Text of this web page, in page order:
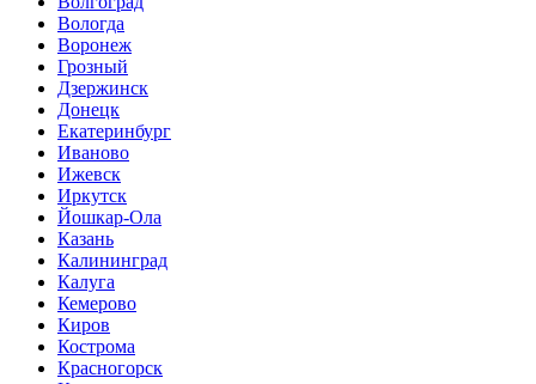
Вологда
Воронеж
Грозный
Дзержинск
Донецк
Екатеринбург
Иваново
Ижевск
Иркутск
Йошкар-Ола
Казань
Калининград
Калуга
Кемерово
Киров
Кострома
Красногорск